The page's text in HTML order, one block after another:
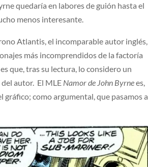
quedaría en labores de guión hasta el
menos interesante.
Atlantis, el incomparable autor inglés,
más incomprendidos de la factoría
que, tras su lectura, lo considero un
autor. El MLE Namor de John Byrnees,
como argumental, que pasamos a